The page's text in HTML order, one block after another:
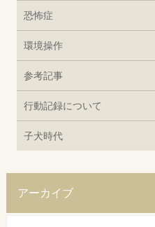
恐怖症
環境操作
参考記事
行動記録について
子犬時代
アーカイブ